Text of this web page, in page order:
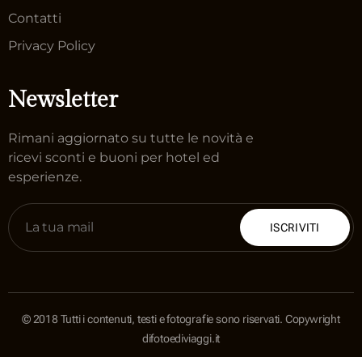
Contatti
Privacy Policy
Newsletter
Rimani aggiornato su tutte le novità e
ricevi sconti e buoni per hotel ed
esperienze.
ISCRIVITI
© 2018 Tutti i contenuti, testi e fotografie sono riservati. Copywright
difotoediviaggi.it